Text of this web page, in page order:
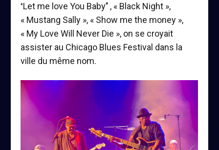
‘’Let me love You Baby’’ , « Black Night »,
« Mustang Sally », « Show me the money »,
« My Love Will Never Die », on se croyait
assister au Chicago Blues Festival dans la
ville du même nom.